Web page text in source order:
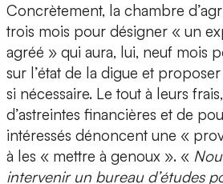
Concrètement, la chambre
trois mois pour désigner « un
agréé » qui aura, lui, neuf mois
sur l’état de la digue et
si nécessaire. Le tout à leurs
d’astreintes financières et de
intéressés dénoncent une «
à les « mettre à genoux ». «
intervenir un bureau d’études